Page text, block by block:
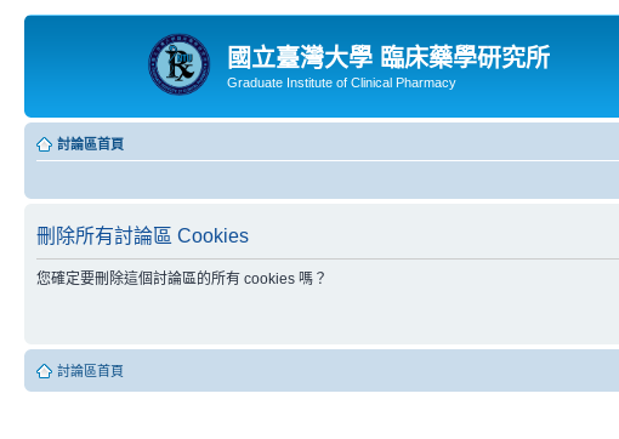
國立臺灣大學 臨床藥學研究所
Graduate Institute of Clinical Pharmacy
討論區首頁
刪除所有討論區 Cookies
您確定要刪除這個討論區的所有 cookies 嗎？
討論區首頁